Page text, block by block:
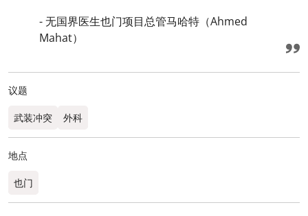
- 无国界医生也门项目总管马哈特（Ahmed
Mahat）
议题
武装冲突 外科
地点
也门